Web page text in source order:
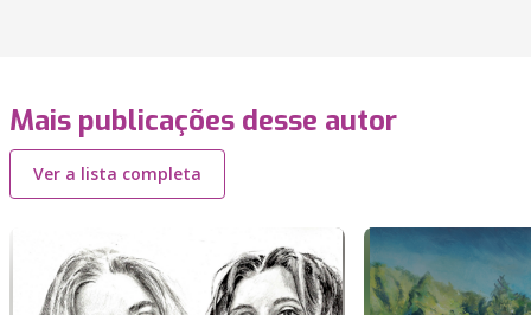
Mais publicações desse autor
Ver a lista completa